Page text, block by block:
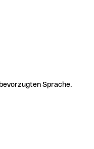
Sprache.